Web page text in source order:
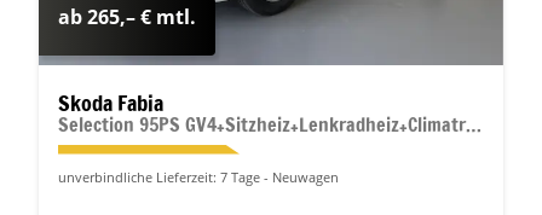
ab 265,– € mtl.
Skoda Fabia
Selection 95PS GV4+Sitzheiz+Lenkradheiz+Climatronic+Sunset+AppConnect+PDC
unverbindliche Lieferzeit: 7 Tage Neuwagen